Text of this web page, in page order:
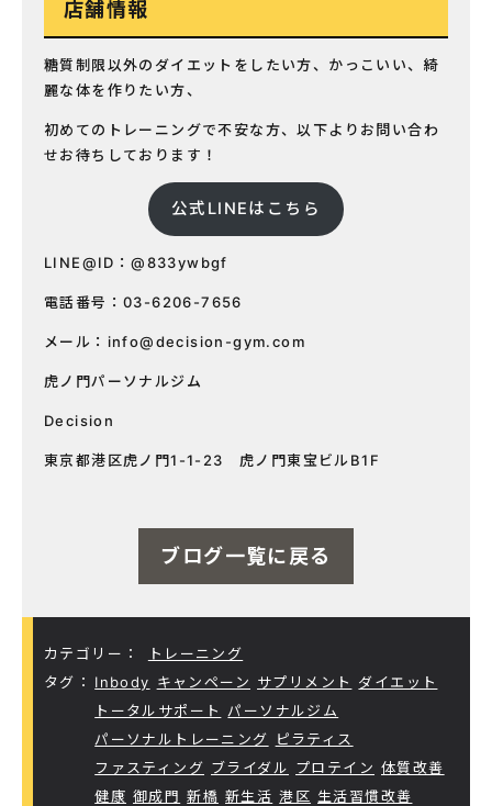
店舗情報
糖質制限以外のダイエットをしたい方、かっこいい、綺
麗な体を作りたい方、
初めてのトレーニングで不安な方、以下よりお問い合わ
せお待ちしております！
公式LINEはこちら
LINE@ID：@833ywbgf
電話番号：03-6206-7656
メール： info@decision-gym.com
虎ノ門パーソナルジム
Decision
東京都港区虎ノ門1-1-23 虎ノ門東宝ビルB1F
ブログ一覧に戻る
カテゴリー：
トレーニング
タグ：
Inbody キャンペーン サプリメント
ダイエット
トータルサポート
パーソナルジム
パーソナルトレーニング
ピラティス
ファスティング ブライダル プロテイン 体質改善
健康 御成門 新橋 新生活 港区 生活習慣改善